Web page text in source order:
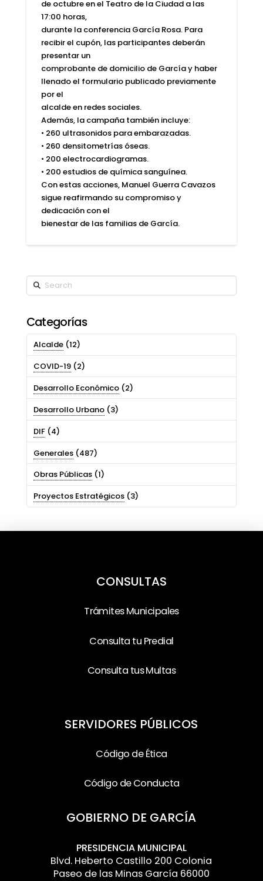
de octubre en el Teatro de la Ciudad a las
17:00 horas,
durante la conferencia García Rosa. Para
recibir el cupón, las participantes deberán
presentar un
comprobante de domicilio de García y haber
llenado el formulario publicado previamente
por el
alcalde en redes sociales.
Además, la campaña también incluye:
• 260 ultrasonidos para embarazadas.
• 260 densitometrías óseas.
• 200 electrocardiogramas.
• 200 estudios de química sanguínea.
Con estas acciones, Manuel Guerra Cavazos
sigue reafirmando su compromiso y
dedicación con el
bienestar de las familias de García.
Search
Categorías
Alcalde(12)
COVID-19(2)
Desarrollo Económico(2)
Desarrollo Urbano(3)
DIF(4)
Generales(487)
Obras Públicas(1)
Proyectos Estratégicos(3)
CONSULTAS
Trámites Municipales
Consulta tu Predial
Consulta tus Multas
SERVIDORES PÚBLICOS
Código de Ética
Código de Conducta
GOBIERNO DE GARCÍA
PRESIDENCIA MUNICIPAL
Blvd. Heberto Castillo 200 Colonia
Paseo de las Minas García 66000